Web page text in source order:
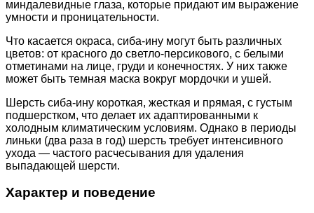
миндалевидные глаза, которые придают им выражение
умности и проницательности.
Что касается окраса, сиба-ину могут быть различных
цветов: от красного до светло-персикового, с белыми
отметинами на лице, груди и конечностях. У них также
может быть темная маска вокруг мордочки и ушей.
Шерсть сиба-ину короткая, жесткая и прямая, с густым
подшерстком, что делает их адаптированными к
холодным климатическим условиям. Однако в периоды
линьки (два раза в год) шерсть требует интенсивного
ухода — частого расчесывания для удаления
выпадающей шерсти.
Характер и поведение